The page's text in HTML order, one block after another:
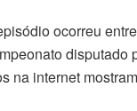
ocorreu
na internet